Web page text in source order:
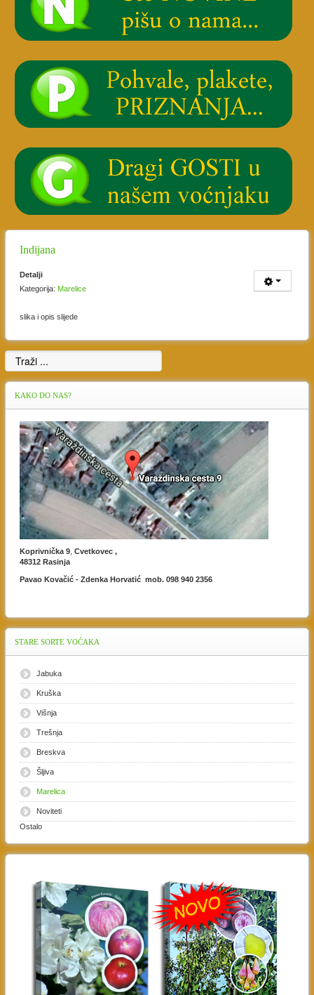
Indijana
Detalji
Kategorija: Marelice
slika i opis slijede
KAKO DO NAS?
Koprivnička 9, Cvetkovec ,
48312 Rasinja
Pavao Kovačić - Zdenka Horvatić mob. 098 940 2356
STARE SORTE VOĆAKA
Jabuka
Kruška
Višnja
Trešnja
Breskva
Šljiva
Marelica
Noviteti
Ostalo